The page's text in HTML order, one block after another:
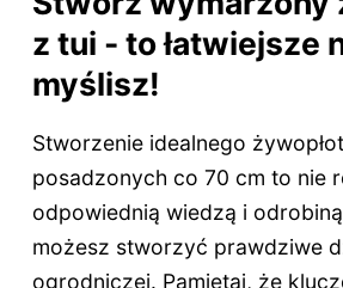
z tui - to łatwiejsze
myślisz!
Stworzenie idealnego
posadzonych co 70 cm to nie
odpowiednią wiedzą i
możesz stworzyć prawdziwe
ogrodniczej. Pamiętaj, że